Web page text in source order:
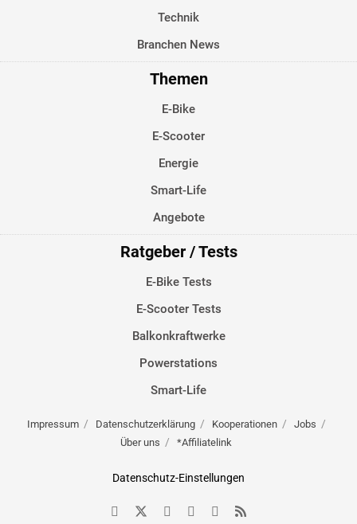
Technik
Branchen News
Themen
E-Bike
E-Scooter
Energie
Smart-Life
Angebote
Ratgeber / Tests
E-Bike Tests
E-Scooter Tests
Balkonkraftwerke
Powerstations
Smart-Life
Impressum Datenschutzerklärung Kooperationen
Jobs
Über uns
*Affiliatelink
Datenschutz-Einstellungen